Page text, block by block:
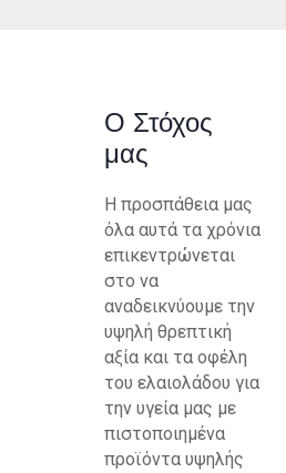
Ο Στόχος
μας
Η προσπάθεια μας
όλα αυτά τα χρόνια
επικεντρώνεται
στο να
αναδεικνύουμε την
υψηλή θρεπτική
αξία και τα οφέλη
του ελαιολάδου για
την υγεία μας με
πιστοποιημένα
προϊόντα υψηλής